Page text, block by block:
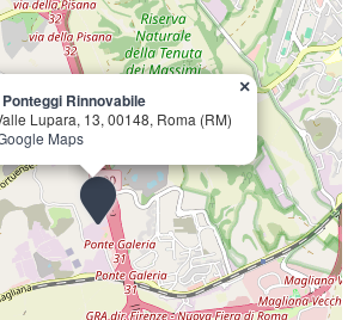
Rinnovabile
Lupara, 13, 00148, Roma (RM)
Maps
×